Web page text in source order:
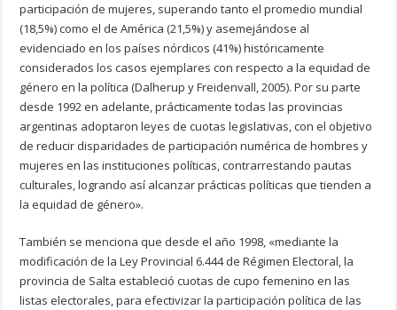
participación de mujeres, superando tanto el promedio mundial
(18,5%) como el de América (21,5%) y asemejándose al
evidenciado en los países nórdicos (41%) históricamente
considerados los casos ejemplares con respecto a la equidad de
género en la política (Dalherup y Freidenvall, 2005). Por su parte
desde 1992 en adelante, prácticamente todas las provincias
argentinas adoptaron leyes de cuotas legislativas, con el objetivo
de reducir disparidades de participación numérica de hombres y
mujeres en las instituciones políticas, contrarrestando pautas
culturales, logrando así alcanzar prácticas políticas que tienden a
la equidad de género».
También se menciona que desde el año 1998, «mediante la
modificación de la Ley Provincial 6.444 de Régimen Electoral, la
provincia de Salta estableció cuotas de cupo femenino en las
listas electorales, para efectivizar la participación política de las